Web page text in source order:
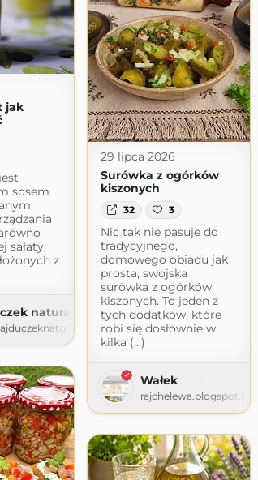
jak
sosem
sałaty,
z
naturalnie
29 lipca 2026
Surówka z ogórków
kiszonych
32 3
Nic tak nie pasuje do
tradycyjnego,
domowego obiadu jak
prosta, swojska
surówka z ogórków
kiszonych. To jeden z
tych dodatków, które
robi się dosłownie w
kilka (...)
Wałek
rajchelewa.blogspot.com